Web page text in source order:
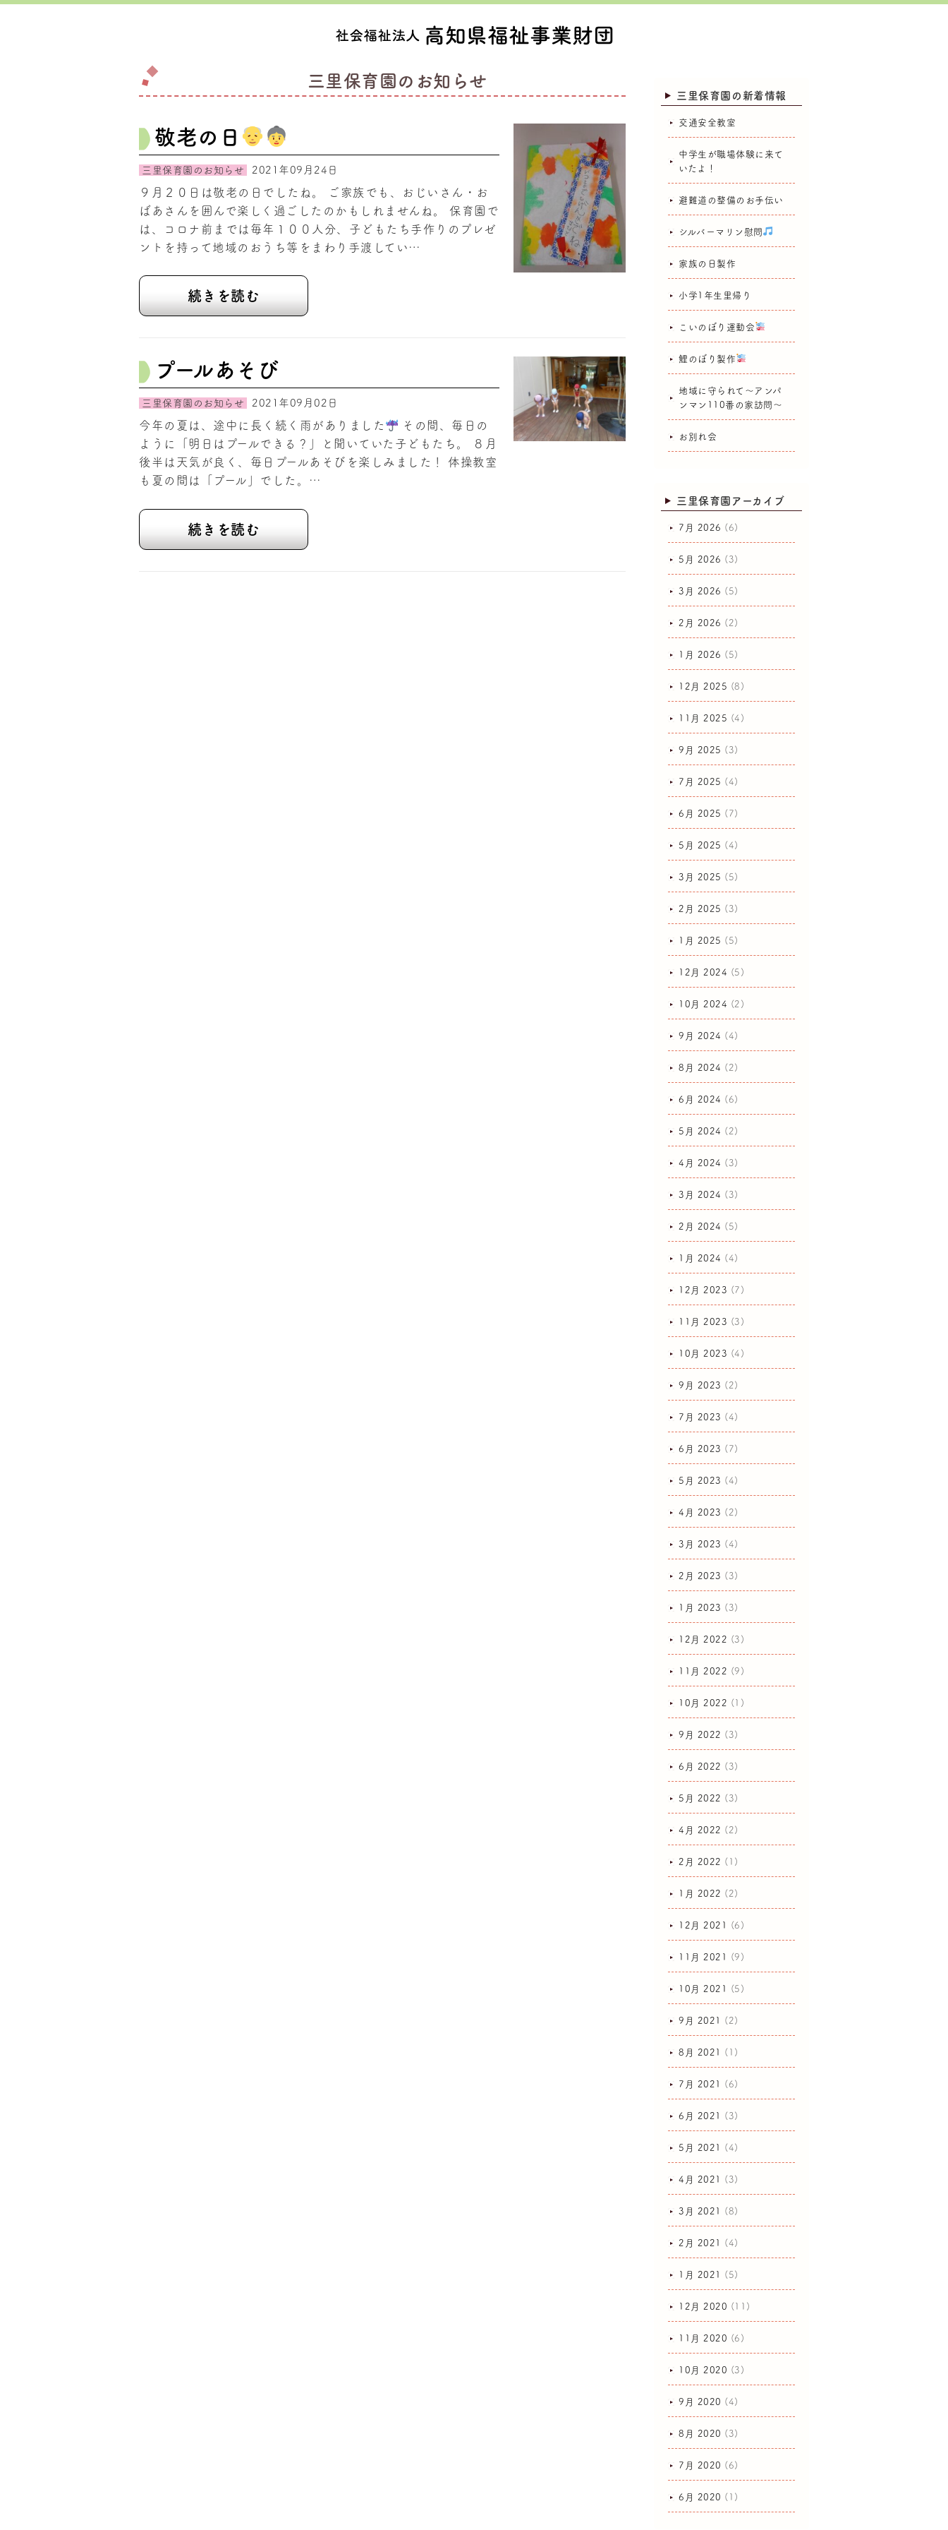
三里保育園のお知らせ
敬老の日
三里保育園のお知らせ 2021年09月24日
９月２０日は敬老の日でしたね。 ご家族でも、おじいさん・お
ばあさんを囲んで楽しく過ごしたのかもしれませんね。 保育園で
は、コロナ前までは毎年１００人分、子どもたち手作りのプレゼ
ントを持って地域のおうち等をまわり手渡してい…
続きを読む
プールあそび
三里保育園のお知らせ 2021年09月02日
今年の夏は、途中に長く続く雨がありました
その間、毎日の
ように「明日はプールできる？」と聞いていた子どもたち。 ８月
後半は天気が良く、毎日プールあそびを楽しみました！ 体操教室
も夏の間は「プール」でした。…
続きを読む
三里保育園の新着情報
交通安全教室
中学生が職場体験に来て
いたよ！
避難道の整備のお手伝い
シルバーマリン慰問
家族の日製作
小学1年生里帰り
こいのぼり運動会
鯉のぼり製作
地域に守られて～アンパ
ンマン110番の家訪問～
お別れ会
三里保育園アーカイブ
7月 2026 (6)
5月 2026 (3)
3月 2026 (5)
2月 2026 (2)
1月 2026 (5)
12月 2025 (8)
11月 2025 (4)
9月 2025 (3)
7月 2025 (4)
6月 2025 (7)
5月 2025 (4)
3月 2025 (5)
2月 2025 (3)
1月 2025 (5)
12月 2024 (5)
10月 2024 (2)
9月 2024 (4)
8月 2024 (2)
6月 2024 (6)
5月 2024 (2)
4月 2024 (3)
3月 2024 (3)
2月 2024 (5)
1月 2024 (4)
12月 2023 (7)
11月 2023 (3)
10月 2023 (4)
9月 2023 (2)
7月 2023 (4)
6月 2023 (7)
5月 2023 (4)
4月 2023 (2)
3月 2023 (4)
2月 2023 (3)
1月 2023 (3)
12月 2022 (3)
11月 2022 (9)
10月 2022 (1)
9月 2022 (3)
6月 2022 (3)
5月 2022 (3)
4月 2022 (2)
2月 2022 (1)
1月 2022 (2)
12月 2021 (6)
11月 2021 (9)
10月 2021 (5)
9月 2021 (2)
8月 2021 (1)
7月 2021 (6)
6月 2021 (3)
5月 2021 (4)
4月 2021 (3)
3月 2021 (8)
2月 2021 (4)
1月 2021 (5)
12月 2020 (11)
11月 2020 (6)
10月 2020 (3)
9月 2020 (4)
8月 2020 (3)
7月 2020 (6)
6月 2020 (1)